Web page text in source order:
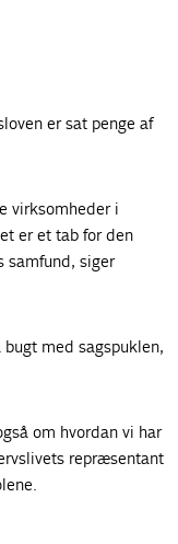
er sat penge af
virksomheder i
er et tab for den
samfund, siger
med sagspuklen,
om hvordan vi har
repræsentant